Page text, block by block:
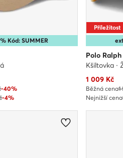
Kód: SUMMER
-40%
-4%
Příležitost
Polo
Kšiltovka ·
Aktuální
1 009Kč
Běžná cena1
Nejnižší cena